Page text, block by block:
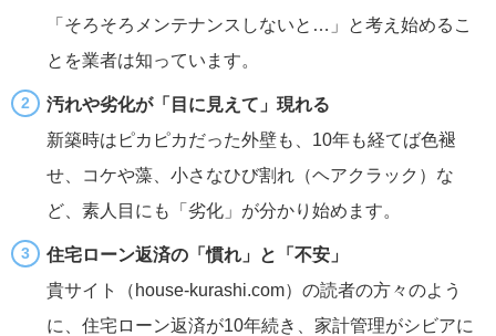
「そろそろメンテナンスしないと…」と考え始めるこ
とを業者は知っています。
汚れや劣化が「目に見えて」現れる
新築時はピカピカだった外壁も、10年も経てば色褪
せ、コケや藻、小さなひび割れ（ヘアクラック）な
ど、素人目にも「劣化」が分かり始めます。
住宅ローン返済の「慣れ」と「不安」
貴サイト（house-kurashi.com）の読者の方々のよう
に、住宅ローン返済が10年続き、家計管理がシビアに